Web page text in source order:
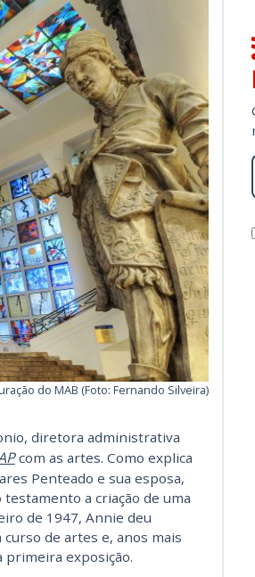
do MAB (Foto: Fernando Silveira)
diretora administrativa
com as artes. Como explica
Penteado e sua esposa,
a criação de uma
de 1947, Annie deu
de artes e, anos mais
primeira exposição.